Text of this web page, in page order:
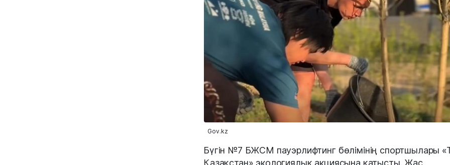
Gov.kz
Бүгін №7 БЖСМ пауэрлифтинг бөлімінің спортшылары
Қазақстан» экологиялық акциясына қатысты. Жас